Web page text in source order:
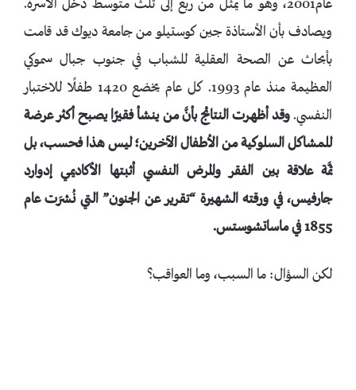
عام2001، وهو ما يمثِّل من ربع إلى ثلث متوسط دخل الأسرة.
ويصادف بأن الأستاذة جين كوستيلو من جامعة ديوك قد قامت
بأبحاث عن الصحة العقلية للشباب في جنوب جبال سموكي
العظيمة منذ عام 1993. كل عام يخضع 1420 طفلًا للاختبار
النفسي.وقد أظهرت النتائج بأنَّ من ينشأ فقيرًا يصبح أكثر عرضة
للمشاكل السلوكية من الأطفال الآخرين؛ ليس هذا فحسب، بل
ثمَّة علاقة بين الفقر والمرض النفسي أثبتها الأكاديمي إدوارد
جارفيس، في ورقته الشهيرة “تقرير عن الجنون” التي نُشرَت عام
1855 في ماساتشوستس.
لكن السؤال: ما السبب، وما العواقب؟